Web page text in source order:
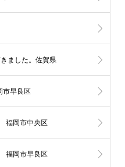
ました。佐賀県
市早良区
福岡市中央区
福岡市早良区